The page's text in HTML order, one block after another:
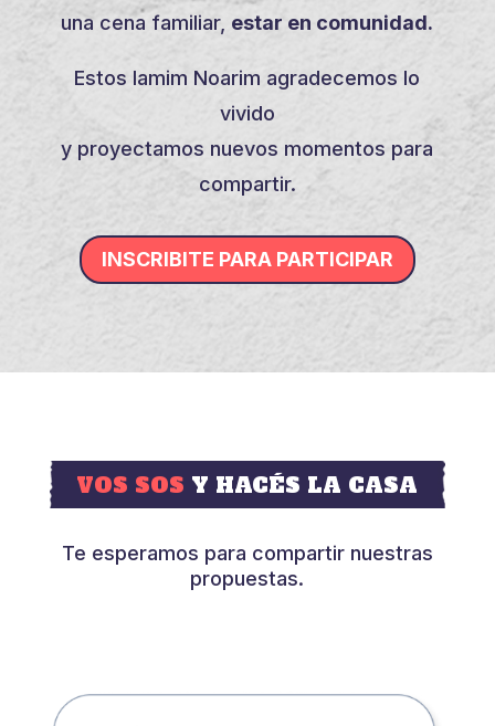
una cena familiar, estar en comunidad.
Estos Iamim Noarim agradecemos lo
vivido
y proyectamos nuevos momentos para
compartir.
INSCRIBITE PARA PARTICIPAR
VOS SOS Y HACÉS LA CASA
Te esperamos para compartir nuestras
propuestas.